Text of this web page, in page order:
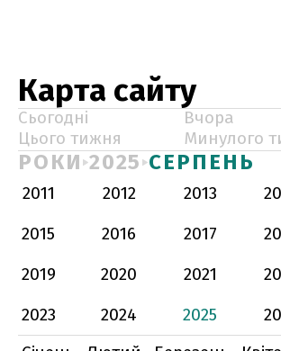
Карта сайту
Сьогодні
Вчора
Цього тижня
Минулого
РОКИ 2025 СЕРПЕНЬ
2011 2012 2013
2015
2016 2017
2019
2020 2021
2023
2024 2025